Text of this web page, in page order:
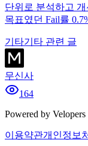
단위로 분석하고
목표였던 Fail률
기타기타 관련 글
무신사
164
Powered by Velopers
이용약관개인정보